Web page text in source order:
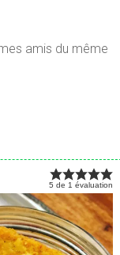
amis du même
5 de 1 évaluation